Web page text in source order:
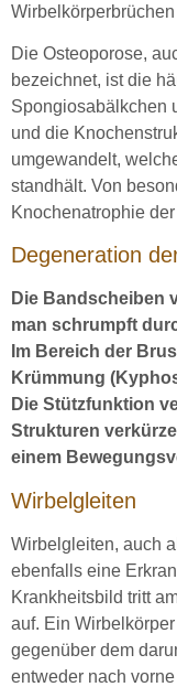
Die Osteoporose,
bezeichnet, ist die
Spongiosabälkchen
und die
umgewandelt,
standhält. Von
Knochenatrophie
Degeneration
Die Bandscheiben
man schrumpft
Im Bereich der
Krümmung
Die Stützfunktion
Strukturen
einem
Wirbelgleiten
Wirbelgleiten, auch
ebenfalls eine
Krankheitsbild tritt
auf. Ein
gegenüber dem
entweder nach